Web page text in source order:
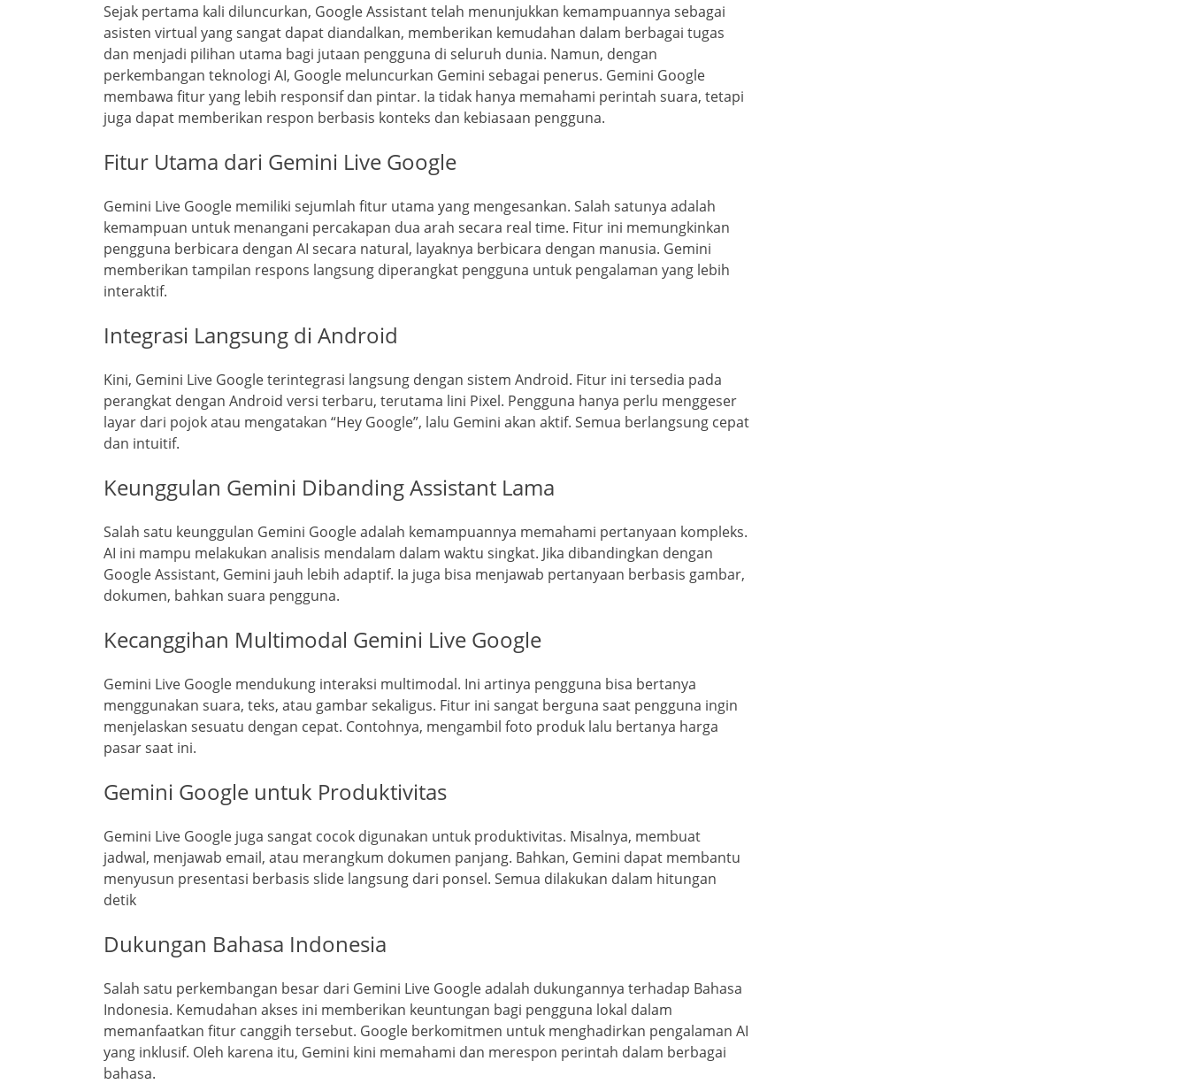
Sejak pertama kali diluncurkan, Google Assistant telah menunjukkan kemampuannya sebagai
asisten virtual yang sangat dapat diandalkan, memberikan kemudahan dalam berbagai tugas
dan menjadi pilihan utama bagi jutaan pengguna di seluruh dunia. Namun, dengan
perkembangan teknologi AI, Google meluncurkan Gemini sebagai penerus. Gemini Google
membawa fitur yang lebih responsif dan pintar. Ia tidak hanya memahami perintah suara, tetapi
juga dapat memberikan respon berbasis konteks dan kebiasaan pengguna.
Fitur Utama dari Gemini Live Google
Gemini Live Google memiliki sejumlah fitur utama yang mengesankan. Salah satunya adalah
kemampuan untuk menangani percakapan dua arah secara real time. Fitur ini memungkinkan
pengguna berbicara dengan AI secara natural, layaknya berbicara dengan manusia. Gemini
memberikan tampilan respons langsung diperangkat pengguna untuk pengalaman yang lebih
interaktif.
Integrasi Langsung di Android
Kini, Gemini Live Google terintegrasi langsung dengan sistem Android. Fitur ini tersedia pada
perangkat dengan Android versi terbaru, terutama lini Pixel. Pengguna hanya perlu menggeser
layar dari pojok atau mengatakan “Hey Google”, lalu Gemini akan aktif. Semua berlangsung cepat
dan intuitif.
Keunggulan Gemini Dibanding Assistant Lama
Salah satu keunggulan Gemini Google adalah kemampuannya memahami pertanyaan kompleks.
AI ini mampu melakukan analisis mendalam dalam waktu singkat. Jika dibandingkan dengan
Google Assistant, Gemini jauh lebih adaptif. Ia juga bisa menjawab pertanyaan berbasis gambar,
dokumen, bahkan suara pengguna.
Kecanggihan Multimodal Gemini Live Google
Gemini Live Google mendukung interaksi multimodal. Ini artinya pengguna bisa bertanya
menggunakan suara, teks, atau gambar sekaligus. Fitur ini sangat berguna saat pengguna ingin
menjelaskan sesuatu dengan cepat. Contohnya, mengambil foto produk lalu bertanya harga
pasar saat ini.
Gemini Google untuk Produktivitas
Gemini Live Google juga sangat cocok digunakan untuk produktivitas. Misalnya, membuat
jadwal, menjawab email, atau merangkum dokumen panjang. Bahkan, Gemini dapat membantu
menyusun presentasi berbasis slide langsung dari ponsel. Semua dilakukan dalam hitungan
detik
Dukungan Bahasa Indonesia
Salah satu perkembangan besar dari Gemini Live Google adalah dukungannya terhadap Bahasa
Indonesia. Kemudahan akses ini memberikan keuntungan bagi pengguna lokal dalam
memanfaatkan fitur canggih tersebut. Google berkomitmen untuk menghadirkan pengalaman AI
yang inklusif. Oleh karena itu, Gemini kini memahami dan merespon perintah dalam berbagai
bahasa.